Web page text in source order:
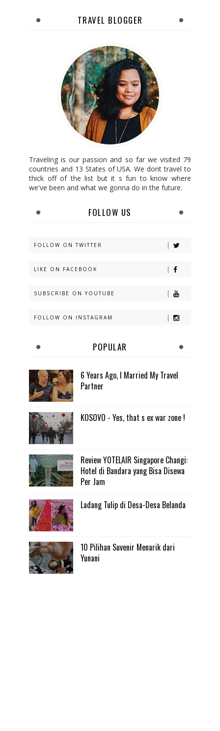
TRAVEL BLOGGER
Traveling is our passion and so far we visited 79
countries and 13 States of USA. We dont travel to
thick off of the list but it s fun to know where
we've been and what we gonna do in the future.
FOLLOW US
FOLLOW ON TWITTER
LIKE ON FACEBOOK
SUBSCRIBE ON YOUTUBE
FOLLOW ON INSTAGRAM
POPULAR
6 Years Ago, I Married My Travel
Partner
KOSOVO - Yes, that s ex war zone !
Review YOTELAIR Singapore Changi:
Hotel di Bandara yang Bisa Disewa
Per Jam
Ladang Tulip di Desa-Desa Belanda
10 Pilihan Suvenir Menarik dari
Yunani